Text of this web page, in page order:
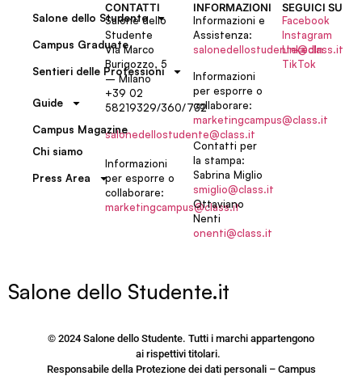
Salone dello Studente
Campus Graduate
Sentieri delle Professioni
Guide
Campus Magazine
Chi siamo
Press Area
CONTATTI
Salone dello
Studente
Via Marco
Burigozzo, 5
– Milano
+39 02
58219329/360/732
salonedellostudente@class.it
Informazioni
per esporre o
collaborare:
marketingcampus@class.it
INFORMAZIONI
Informazioni e
Assistenza:
salonedellostudente@class.it
Informazioni
per esporre o
collaborare:
marketingcampus@class.it
Contatti per
la stampa:
Sabrina Miglio
smiglio@class.it
Ottaviano
Nenti
onenti@class.it
SEGUICI SU
Facebook
Instagram
LinkedIn
TikTok
Salone dello Studente.it
© 2024 Salone dello Studente. Tutti i marchi appartengono
ai rispettivi titolari.
Responsabile della Protezione dei dati personali – Campus